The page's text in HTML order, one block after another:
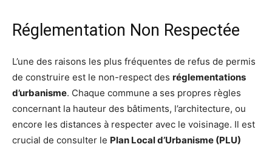
Réglementation Non Respectée
L’une des raisons les plus fréquentes de refus de permis
de construire est le non-respect des réglementations
d’urbanisme. Chaque commune a ses propres règles
concernant la hauteur des bâtiments, l’architecture, ou
encore les distances à respecter avec le voisinage. Il est
crucial de consulter le Plan Local d’Urbanisme (PLU)